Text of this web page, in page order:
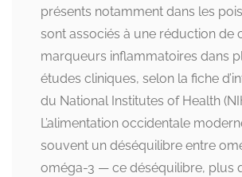
présents notamment dans les
sont associés à une réduction de
marqueurs inflammatoires dans
études cliniques, selon la fiche
du National Institutes of Health
L’alimentation occidentale
souvent un déséquilibre entre
oméga-3 — ce déséquilibre, plus